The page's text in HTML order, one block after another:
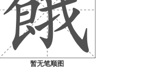
暂无笔顺图